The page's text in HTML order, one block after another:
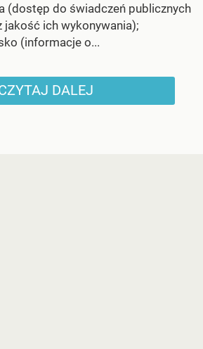
(dostęp do świadczeń publicznych
jakość ich wykonywania);
(informacje o...
DALEJ